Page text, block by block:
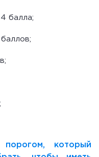
балла;
который